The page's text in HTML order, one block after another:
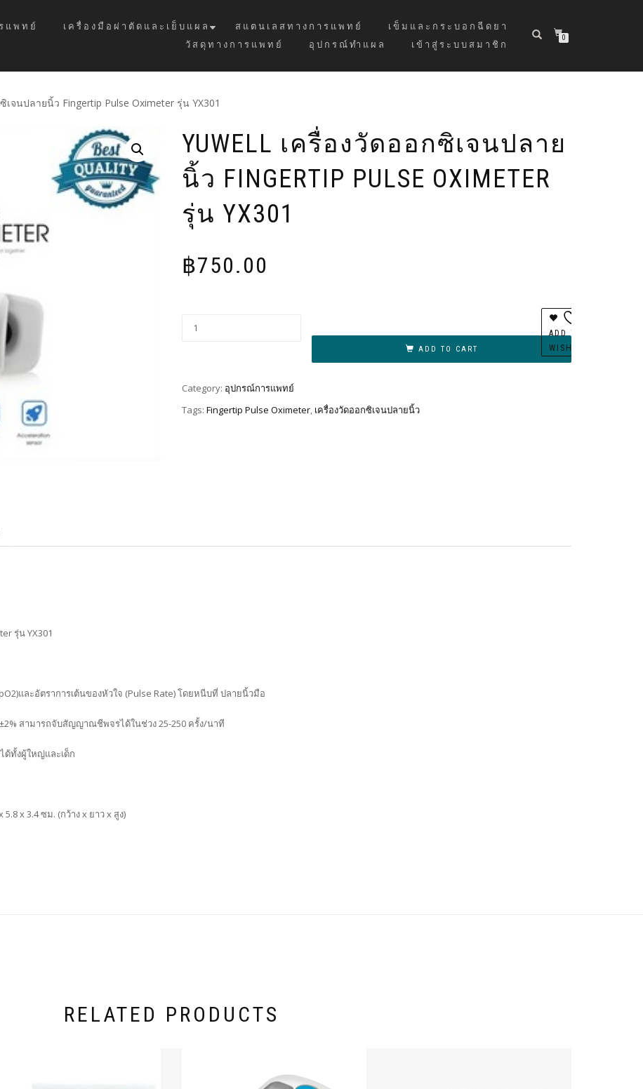
แพทย์ เครื่องมือผ่าตัดและเย็บแผล สแตนเลสทางการแพทย์
เข็มและกระบอกฉีดยา
วัสดุทางการแพทย์
อุปกรณ์ทำแผล เข้าสู่ระบบสมาชิก
0
เจนปลายนิ้ว Fingertip Pulse Oximeter รุ่น YX301
YUWELL เครื่องวัดออกซิเจนปลาย
นิ้ว FINGERTIP PULSE OXIMETER
รุ่น YX301
฿750.00
ADD TO CART
ADD TO
WISHLIST
Category: อุปกรณ์การแพทย์
Tags: Fingertip Pulse Oximeter, เครื่องวัดออกซิเจนปลายนิ้ว
รุ่น YX301
และอัตราการเต้นของหัวใจ (Pulse Rate) โดยหนีบที่ ปลายนิ้วมือ
สามารถจับสัญญาณชีพจรได้ในช่วง 25-250 ครั้ง/นาที
ด้ทั้งผู้ใหญ่และเด็ก
x 3.4 ซม. (กว้าง x ยาว x สูง)
RELATED PRODUCTS